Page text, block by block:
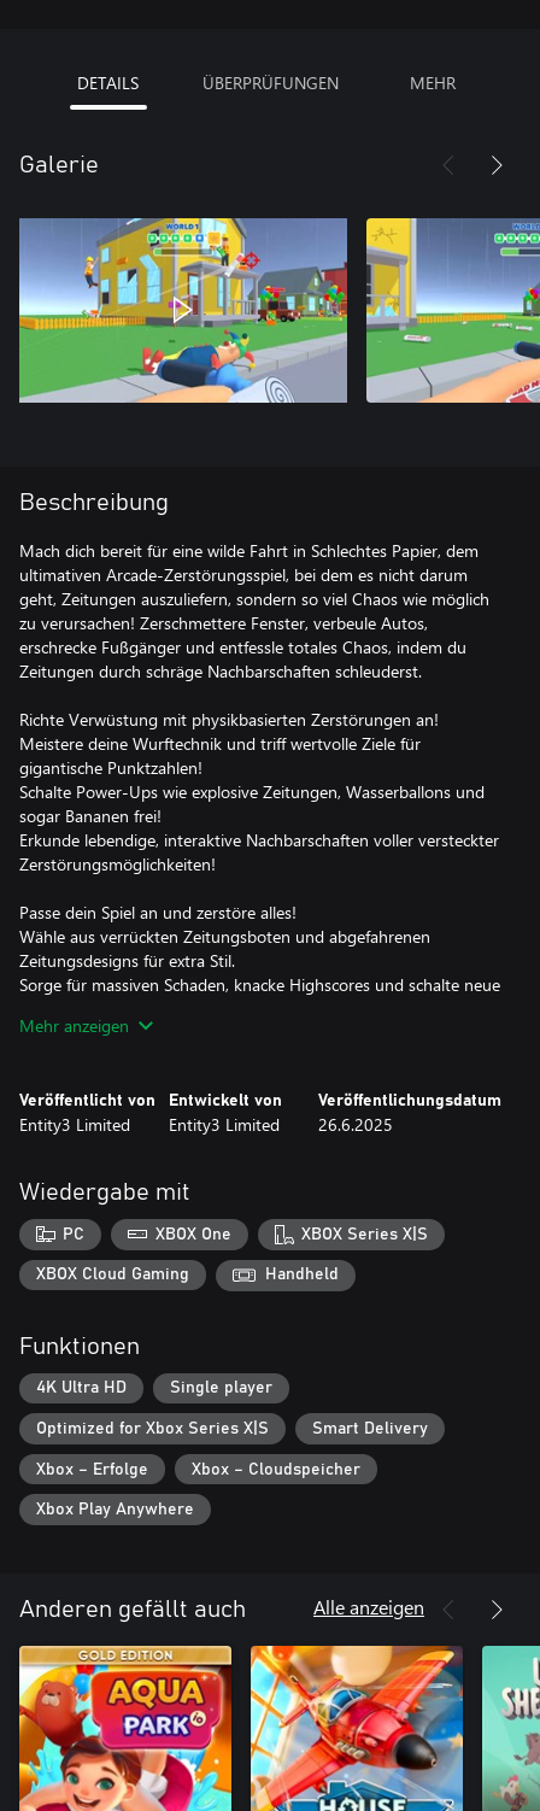
DETAILS ÜBERPRÜFUNGEN MEHR
Galerie
Beschreibung
Mach dich bereit für eine wilde Fahrt in Schlechtes Papier, dem
ultimativen Arcade-Zerstörungsspiel, bei dem es nicht darum
geht, Zeitungen auszuliefern, sondern so viel Chaos wie möglich
zu verursachen! Zerschmettere Fenster, verbeule Autos,
erschrecke Fußgänger und entfessle totales Chaos, indem du
Zeitungen durch schräge Nachbarschaften schleuderst.
Richte Verwüstung mit physikbasierten Zerstörungen an!
Meistere deine Wurftechnik und triff wertvolle Ziele für
gigantische Punktzahlen!
Schalte Power-Ups wie explosive Zeitungen, Wasserballons und
sogar Bananen frei!
Erkunde lebendige, interaktive Nachbarschaften voller versteckter
Zerstörungsmöglichkeiten!
Passe dein Spiel an und zerstöre alles!
Wähle aus verrückten Zeitungsboten und abgefahrenen
Zeitungsdesigns für extra Stil.
Sorge für massiven Schaden, knacke Highscores und schalte neue
Genieße urkomische Physik, cartoonhafte Animationen und einen
Bist du bereit, eine einfache Zeitungsroute in den chaotischsten
Job aller Zeiten zu verwandeln? Schnapp dir deinen Stapel
Mehr anzeigen
Veröffentlicht von
Entity3 Limited
Entwickelt von
Entity3 Limited
Veröffentlichungsdatum
26.6.2025
Wiedergabe mit
PC XBOX One XBOX Series X|S
XBOX Cloud Gaming Handheld
Funktionen
4K Ultra HD Single player
Optimized for Xbox Series X|S Smart Delivery
Xbox – Erfolge Xbox – Cloudspeicher
Xbox Play Anywhere
Anderen gefällt auch Alle anzeigen